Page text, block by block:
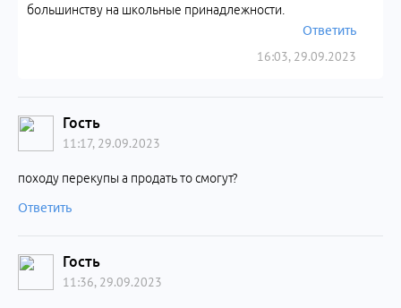
16:03, 29.09.2023
большинству на школьные принадлежности.
Ответить
Гость
11:17, 29.09.2023
походу перекупы а продать то смогут?
Ответить
Гость
11:36, 29.09.2023